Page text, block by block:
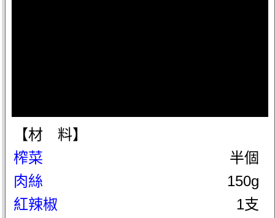
【材 料】
榨菜
半個
肉絲
150g
紅辣椒
1支